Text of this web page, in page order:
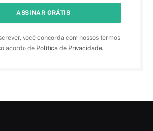
você concorda com nossos termos
acordo de Política de Privacidade.